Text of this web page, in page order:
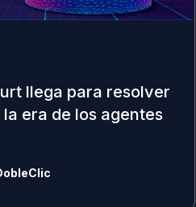
llega para resolver
era de los agentes